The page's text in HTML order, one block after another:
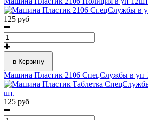
125 руб
в Корзину
Машина Пластик 2106 СпецСлужбы в уп
125 руб